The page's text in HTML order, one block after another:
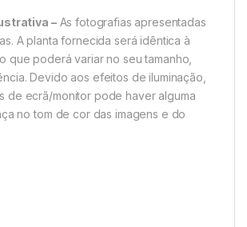
–As fotografias apresentadas
A planta fornecida será idêntica à
que poderá variar no seu tamanho,
Devido aos efeitos de iluminação,
de ecrã/monitor pode haver alguma
no tom de cor das imagens e do